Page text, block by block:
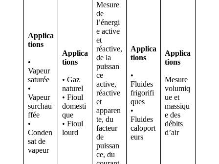
Applica
tions
•
Vapeur
saturée
•
Vapeur
surchau
ffée
•
Conden
sat de
vapeur
Applica
tions
• Gaz
naturel
• Fioul
domesti
que
• Fioul
lourd
Mesure
de
l’énergi
e active
et
réactive,
de la
puissan
ce
active,
réactive
et
apparen
te, du
facteur
de
puissan
ce, du
Applica
tions
•
Fluides
frigorifi
ques
•
Fluides
caloport
eurs
Applica
tions
Mesure
volumiq
ue et
massiqu
e des
débits
d’air